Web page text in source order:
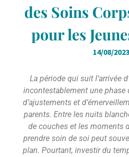
des Soins
pour les
14/08/2023
La période qui suit l’arrivée
incontestablement une phase
d’ajustements et
parents. Entre les nuits
de couches et les moments
prendre soin de soi peut
plan. Pourtant, investir du